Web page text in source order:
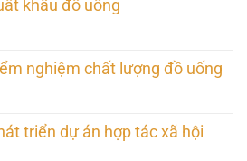
khẩu đồ uống
nghiệm chất lượng đồ uống
triển dự án hợp tác xã hội